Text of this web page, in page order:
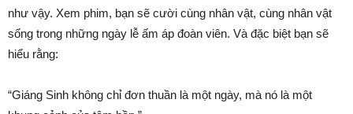
như vậy. Xem phim, bạn sẽ cười cùng nhân vật, cùng nhân vật
sống trong những ngày lễ ấm áp đoàn viên. Và đặc biệt bạn sẽ
hiểu rằng:
“Giáng Sinh không chỉ đơn thuần là một ngày, mà nó là một